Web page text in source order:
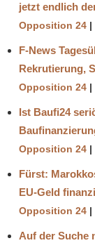
jetzt endlich
Opposition 24
F-News
Rekrutierung,
Opposition 24
Ist Baufi24
Opposition 24
Fürst:
EU-Geld
Opposition 24
Auf der Suche